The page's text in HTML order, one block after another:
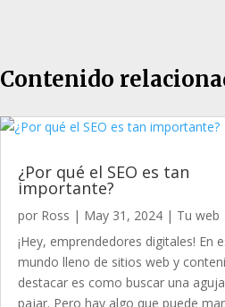
Contenido
¿Por qué el SEO es tan
importante?
por Ross | May 31, 2024 | Tu web
¡Hey, emprendedores digitales! En
mundo lleno de sitios web y
destacar es como buscar una
pajar. Pero hay algo que puede